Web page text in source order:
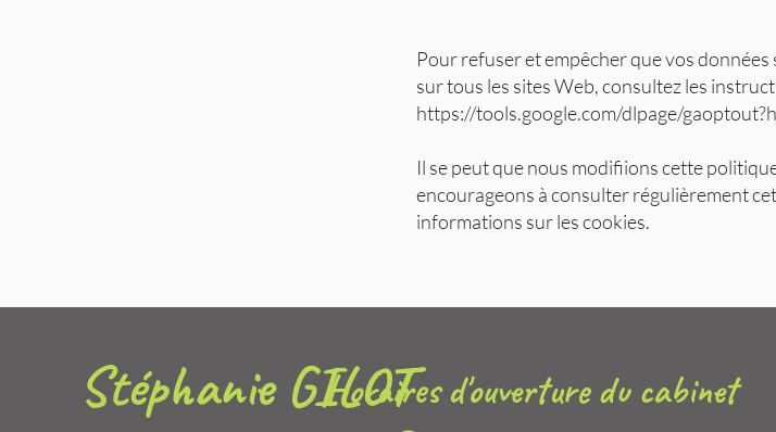
Pour refuser et empêcher que vos
sur tous les sites Web, consultez les
https://tools.google.com/dlpage/
Il se peut que nous modifiions cette
encourageons à consulter régulièrement
informations sur les cookies.
Stéphanie GILOTHoraires d'ouverture du cabinet